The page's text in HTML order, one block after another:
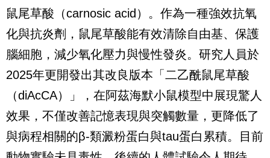
鼠尾草酸（carnosic acid）。作為一種強效抗氧
化與抗炎劑，鼠尾草酸能有效清除自由基、保護
腦細胞，減少氧化壓力與慢性發炎。研究人員於
2025年更開發出其改良版本「二乙酰鼠尾草酸
（diAcCA）」，在阿茲海默小鼠模型中展現驚人
效果，不僅改善記憶表現與突觸數量，更降低了
與病程相關的β-類澱粉蛋白與tau蛋白累積。目前